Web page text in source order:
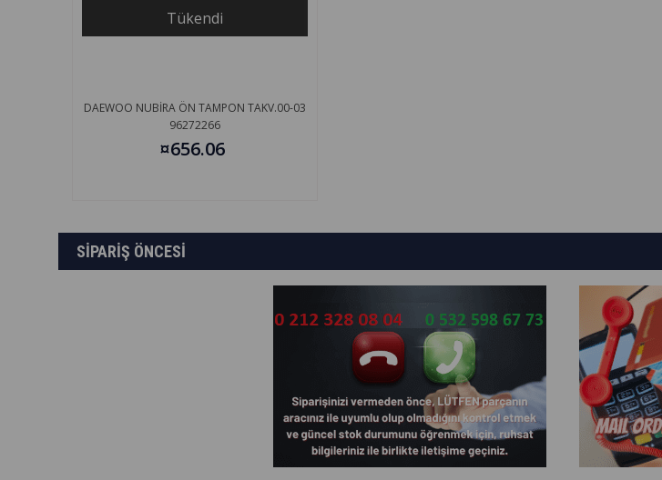
Tükendi
DAEWOO NUBİRA ÖN TAMPON TAKV.00-03
96272266
¤656.06
SİPARİŞ ÖNCESİ